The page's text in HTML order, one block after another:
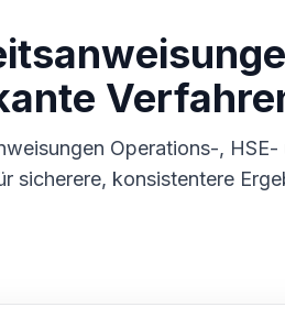
Operations-,
sicherere, konsistentere